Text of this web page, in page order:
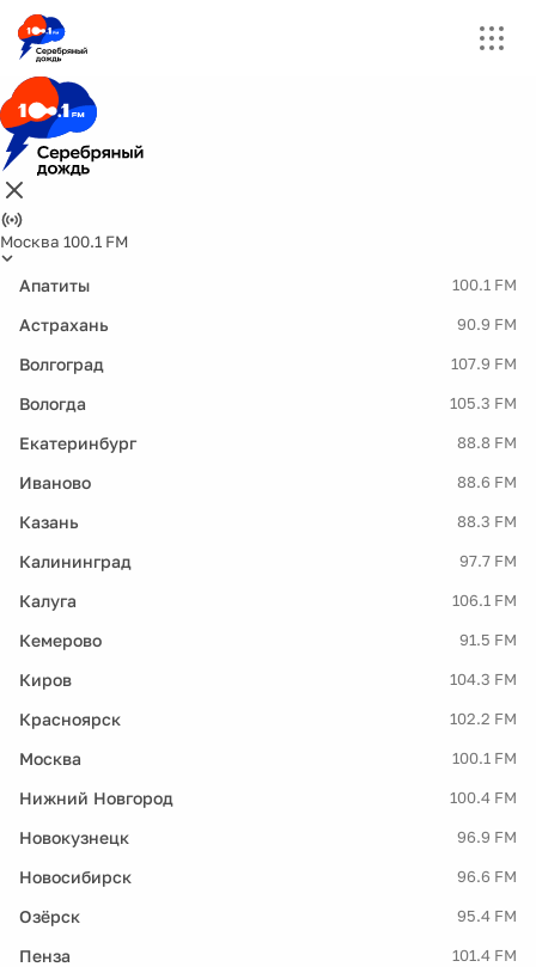
Москва 100.1 FM
Апатиты 100.1 FM
Астрахань 90.9 FM
Волгоград 107.9 FM
Вологда 105.3 FM
Екатеринбург 88.8 FM
Иваново 88.6 FM
Казань 88.3 FM
Калининград 97.7 FM
Калуга 106.1 FM
Кемерово 91.5 FM
Киров 104.3 FM
Красноярск 102.2 FM
Москва 100.1 FM
Нижний Новгород 100.4 FM
Новокузнецк 96.9 FM
Новосибирск 96.6 FM
Озёрск 95.4 FM
Пенза 101.4 FM